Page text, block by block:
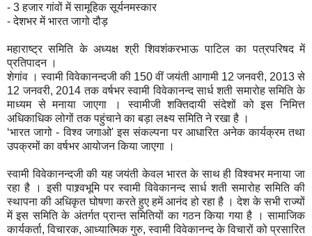
- 3 हजार गांवों में सामूहिक सूर्यनमस्कार
- देशभर में भारत जागो दौड़
महाराष्ट्र समिति के अध्यक्ष श्री शिवशंकरभाऊ पाटिल का पत्रपरिषद में
प्रतिपादन ।
शेगांव । स्वामी विवेकानन्दजी की 150 वीं जयंती आगामी 12 जनवरी, 2013 से
12 जनवरी, 2014 तक वर्षभर स्वामी विवेकानन्द सार्ध शती समारोह समिति के
माध्यम से मनाया जाएगा । स्वामीजी शक्तिदायी संदेशों को इस निमित्त
अधिकाधिक लोगों तक पहुंचाने का बड़ा लक्ष्य समिति ने रखा है ।
‘भारत जागो - विश्व जगाओ' इस संकल्पना पर आधारित अनेक कार्यक्रम तथा
उपक्रमों का वर्षभर आयोजन किया जाएगा ।
स्वामी विवेकानन्दजी की यह जयंती केवल भारत के साथ ही विश्वभर मनाया जा
रहा है । इसी पाश्र्वभूमि पर स्वामी विवेकानन्द सार्ध शती समारोह समिति की
स्थापना की अधिकृत घोषणा करते हुए हमें आनंद हो रहा है । देश के सभी राज्यों
में इस समिति के अंतर्गत प्रान्त समितियों का गठन किया गया है । सामाजिक
कार्यकर्ता, विचारक, आध्यात्मिक गुरु, स्वामी विवेकानन्द के विचारों को प्रसारित